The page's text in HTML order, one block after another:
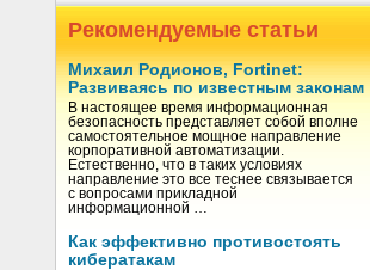
Рекомендуемые статьи
Михаил Родионов, Fortinet:
Развиваясь по известным законам
В настоящее время информационная
безопасность представляет собой вполне
самостоятельное мощное направление
корпоративной автоматизации.
Естественно, что в таких условиях
направление это все теснее связывается
с вопросами прикладной
информационной …
Как эффективно противостоять
кибератакам